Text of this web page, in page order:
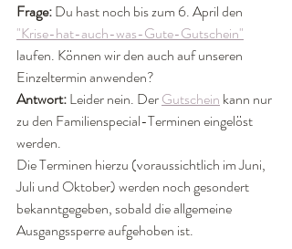
Frage: Du hast noch bis zum 6. April den
"Krise-hat-auch-was-Gute-Gutschein"
laufen. Können wir den auch auf unseren
Einzeltermin anwenden?
Antwort: Leider nein. Der Gutschein kann nur
zu den Familienspecial-Terminen eingelöst
werden.
Die Terminen hierzu (voraussichtlich im Juni,
Juli und Oktober) werden noch gesondert
bekanntgegeben, sobald die allgemeine
Ausgangssperre aufgehoben ist.